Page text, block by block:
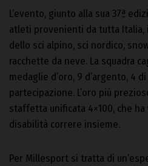
L’evento, giunto alla sua 37ª
atleti provenienti da tutta
dello sci alpino, sci nordico,
racchette da neve. La squadra
medaglie d’oro, 9 d’argento, 4
partecipazione. L’oro più
staffetta unificata 4×100, che
disabilità correre insieme.
Per Millesport si tratta di